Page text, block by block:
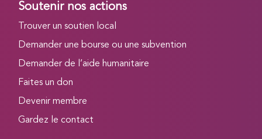
Soutenir nos actions
Trouver un soutien local
Demander une bourse ou une subvention
Demander de l’aide humanitaire
Faites un don
Devenir membre
Gardez le contact